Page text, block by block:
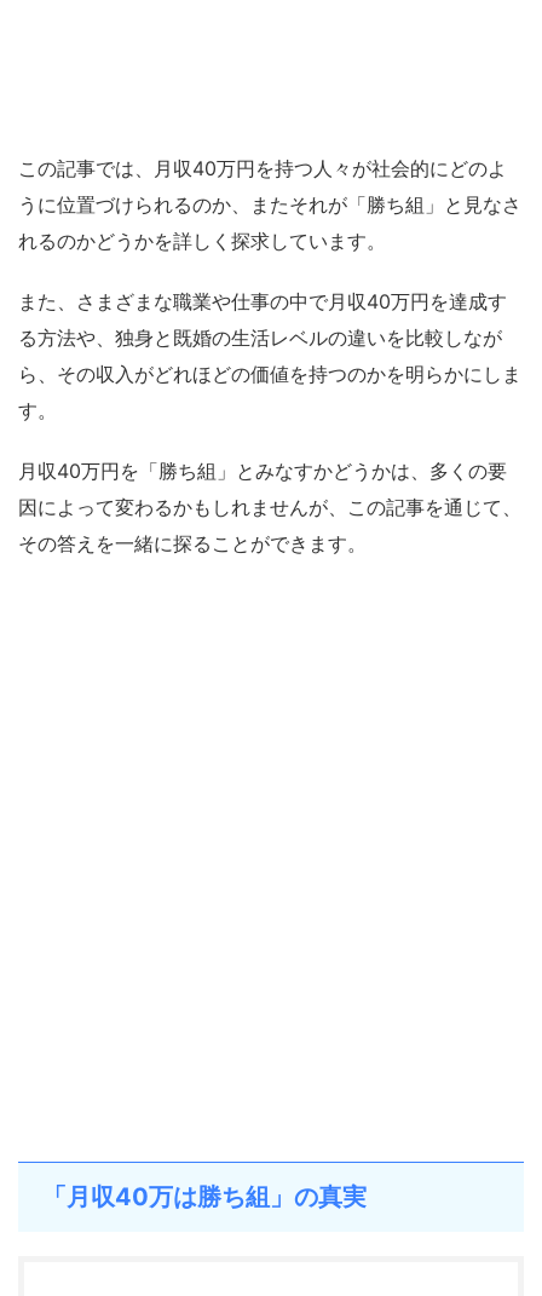
この記事では、月収40万円を持つ人々が社会的にどのよ
うに位置づけられるのか、またそれが「勝ち組」と見なさ
れるのかどうかを詳しく探求しています。
また、さまざまな職業や仕事の中で月収40万円を達成す
る方法や、独身と既婚の生活レベルの違いを比較しなが
ら、その収入がどれほどの価値を持つのかを明らかにしま
す。
月収40万円を「勝ち組」とみなすかどうかは、多くの要
因によって変わるかもしれませんが、この記事を通じて、
その答えを一緒に探ることができます。
「月収40万は勝ち組」の真実